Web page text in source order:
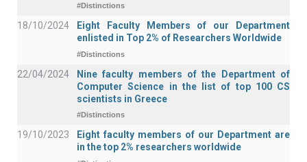
#Distinctions
18/10/2024
Eight Faculty Members of our Department
enlisted in Top 2% of Researchers Worldwide
#Distinctions
22/04/2024
Nine faculty members of the Department of
Computer Science in the list of top 100 CS
scientists in Greece
#Distinctions
19/10/2023
Eight faculty members of our Department are
in the top 2% researchers worldwide